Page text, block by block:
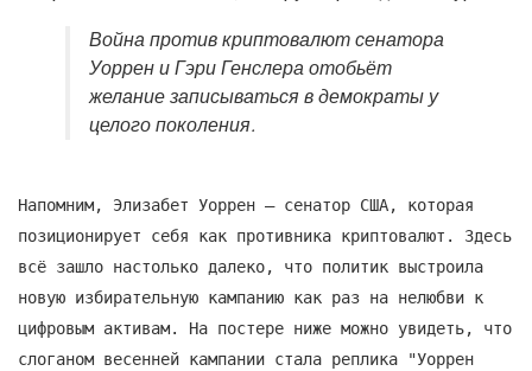
Война против криптовалют сенатора
Уоррен и Гэри Генслера отобьёт
желание записываться в демократы у
целого поколения.
Напомним, Элизабет Уоррен — сенатор США, которая
позиционирует себя как противника криптовалют. Здесь
всё зашло настолько далеко, что политик выстроила
новую избирательную кампанию как раз на нелюбви к
цифровым активам. На постере ниже можно увидеть, что
слоганом весенней кампании стала реплика "Уоррен